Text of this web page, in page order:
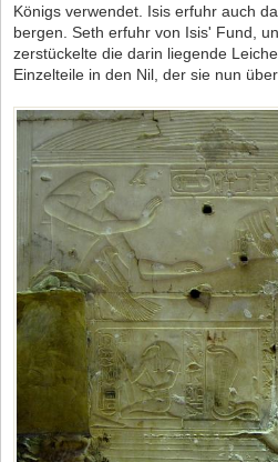
Königs verwendet. Isis erfuhr auch
bergen. Seth erfuhr von Isis' Fund,
zerstückelte die darin liegende
Einzelteile in den Nil, der sie nun